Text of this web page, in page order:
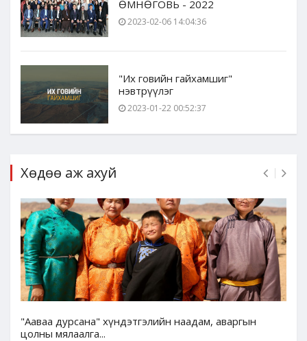
ӨМНӨГОВЬ - 2022
2023-02-06 14:04:36
"Их говийн гайхамшиг"
нэвтрүүлэг
2023-01-22 00:52:37
Хөдөө аж ахуй
"Ааваа дурсана" хүндэтгэлийн наадам, аваргын
цолны мялаалга...